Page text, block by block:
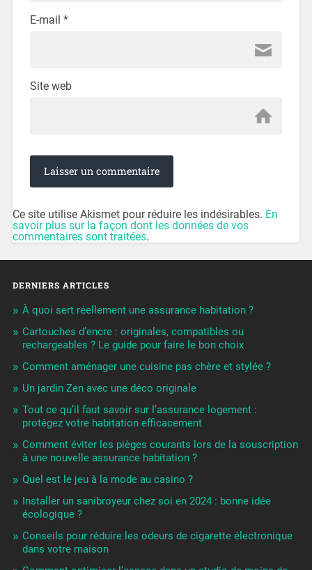
E-mail *
Site web
Ce site utilise Akismet pour réduire les indésirables. En
savoir plus sur la façon dont les données de vos
commentaires sont traitées.
DERNIERS ARTICLES
À quoi sert réellement une assurance habitation ?
Cartouches d’encre : originales, compatibles ou
rechargeables ? Le guide pour faire le bon choix
Comment aménager une cuisine pas chère et stylée ?
Un jardin Zen avec une déco originale
Tout ce qu’il faut savoir sur l’assurance logement :
protégez votre habitation efficacement
Comment éviter les pièges courants lors de la souscription
à une nouvelle assurance habitation ?
Quel est le jeu à la mode au casino ?
Installer un sanibroyeur chez soi en 2024 : bonne idée
écologique ?
Conseils pour réduire les odeurs de cigarette électronique
dans votre maison